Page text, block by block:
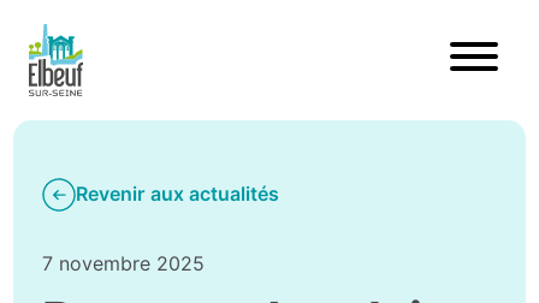
Revenir aux actualités
7 novembre 2025